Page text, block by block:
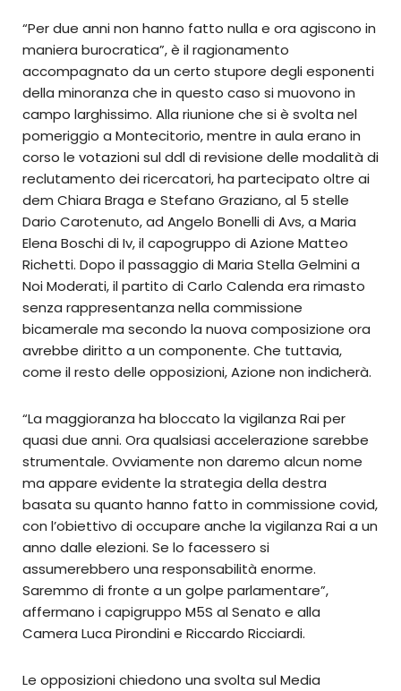
“Per due anni non hanno fatto nulla e ora agiscono in
maniera burocratica”, è il ragionamento
accompagnato da un certo stupore degli esponenti
della minoranza che in questo caso si muovono in
campo larghissimo. Alla riunione che si è svolta nel
pomeriggio a Montecitorio, mentre in aula erano in
corso le votazioni sul ddl di revisione delle modalità di
reclutamento dei ricercatori, ha partecipato oltre ai
dem Chiara Braga e Stefano Graziano, al 5 stelle
Dario Carotenuto, ad Angelo Bonelli di Avs, a Maria
Elena Boschi di Iv, il capogruppo di Azione Matteo
Richetti. Dopo il passaggio di Maria Stella Gelmini a
Noi Moderati, il partito di Carlo Calenda era rimasto
senza rappresentanza nella commissione
bicamerale ma secondo la nuova composizione ora
avrebbe diritto a un componente. Che tuttavia,
come il resto delle opposizioni, Azione non indicherà.
“La maggioranza ha bloccato la vigilanza Rai per
quasi due anni. Ora qualsiasi accelerazione sarebbe
strumentale. Ovviamente non daremo alcun nome
ma appare evidente la strategia della destra
basata su quanto hanno fatto in commissione covid,
con l’obiettivo di occupare anche la vigilanza Rai a un
anno dalle elezioni. Se lo facessero si
assumerebbero una responsabilità enorme.
Saremmo di fronte a un golpe parlamentare”,
affermano i capigruppo M5S al Senato e alla
Camera Luca Pirondini e Riccardo Ricciardi.
Le opposizioni chiedono una svolta sul Media